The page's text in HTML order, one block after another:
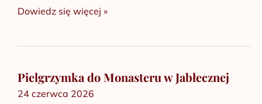
Dowiedz się więcej »
Pielgrzymka do Monasteru w Jabłecznej
24 czerwca 2026
Pielgrzymka
do